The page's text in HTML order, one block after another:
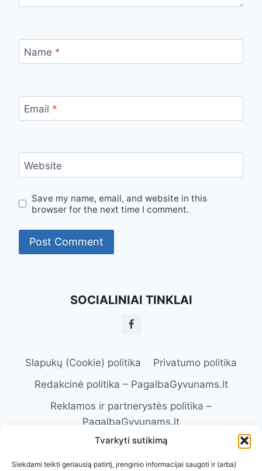
Tvarkyti sutikimą
Siekdami teikti geriausią patirtį, įrenginio informacijai saugoti ir (arba)
Name *
Email *
Website
Save my name, email, and website in this
browser for the next time I comment.
SOCIALINIAI TINKLAI
Slapukų (Cookie) politika
Privatumo politika
Redakcinė politika – PagalbaGyvunams.lt
Reklamos ir partnerystės politika –
PagalbaGyvunams.lt
Atsakomybės apribojimas –
PagalbaGyvunams.lt